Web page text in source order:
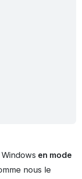
en mode
nous le